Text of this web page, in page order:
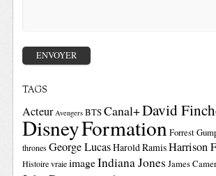
TAGS
Acteur Avengers BTSCanal+David
DisneyFormationForrest
thrones George LucasHarold RamisHarrison
Histoire vraie imageIndiana Jones James